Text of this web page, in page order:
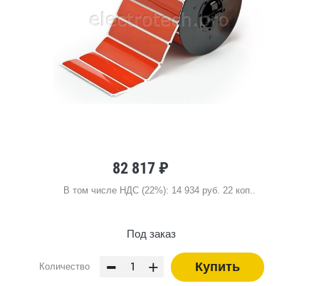
82 817 ₽
В том числе НДС (22%): 14 934 руб. 22 коп..
Под заказ
Количество - + Купить